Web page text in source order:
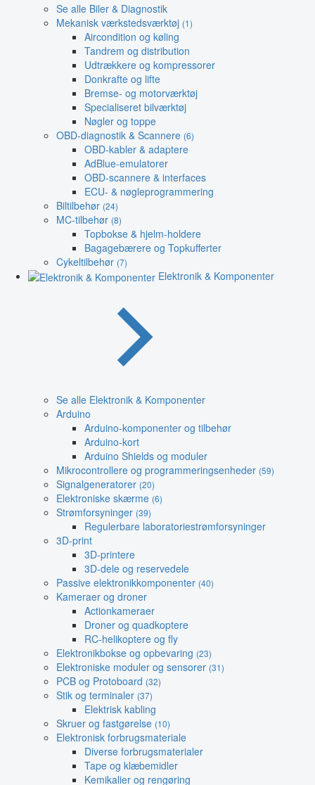
Se alle Biler & Diagnostik
Mekanisk værkstedsværktøj (1)
Aircondition og køling
Tandrem og distribution
Udtrækkere og kompressorer
Donkrafte og lifte
Bremse- og motorværktøj
Specialiseret bilværktøj
Nøgler og toppe
OBD-diagnostik & Scannere (6)
OBD-kabler & adaptere
AdBlue-emulatorer
OBD-scannere & interfaces
ECU- & nøgleprogrammering
Biltilbehør (24)
MC-tilbehør (8)
Topbokse & hjelm-holdere
Bagagebærere og Topkufferter
Cykeltilbehør (7)
Elektronik & Komponenter
Se alle Elektronik & Komponenter
Arduino
Arduino-komponenter og tilbehør
Arduino-kort
Arduino Shields og moduler
Mikrocontrollere og programmeringsenheder (59)
Signalgeneratorer (20)
Elektroniske skærme (6)
Strømforsyninger (39)
Regulerbare laboratoriestrømforsyninger
3D-print
3D-printere
3D-dele og reservedele
Passive elektronikkomponenter (40)
Kameraer og droner
Actionkameraer
Droner og quadkoptere
RC-helikoptere og fly
Elektronikbokse og opbevaring (23)
Elektroniske moduler og sensorer (31)
PCB og Protoboard (32)
Stik og terminaler (37)
Elektrisk kabling
Skruer og fastgørelse (10)
Elektronisk forbrugsmateriale
Diverse forbrugsmaterialer
Tape og klæbemidler
Kemikalier og rengøring